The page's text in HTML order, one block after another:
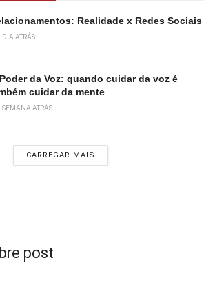
Realidade x Redes Sociais
DIA ATRÁS
da Voz: quando cuidar da voz é
cuidar da mente
SEMANA ATRÁS
CARREGAR MAIS
post